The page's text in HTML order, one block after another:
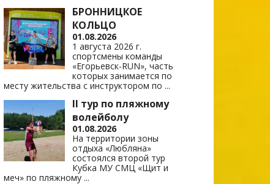
БРОННИЦКОЕ
КОЛЬЦО
01.08.2026
1 августа 2026 г.
спортсмены команды
«Егорьевск-RUN», часть
которых занимается по
месту жительства с инструктором по ...
II тур по пляжному
волейболу
01.08.2026
На территории зоны
отдыха «Любляна»
состоялся второй тур
Кубка МУ СМЦ «Щит и
меч» по пляжному ...